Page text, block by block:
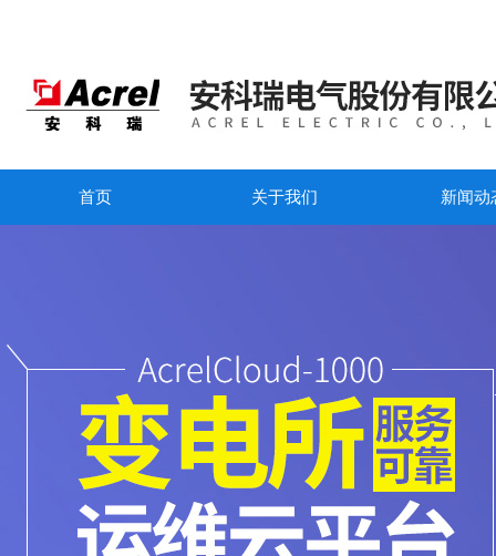
首页 关于我们 新闻动